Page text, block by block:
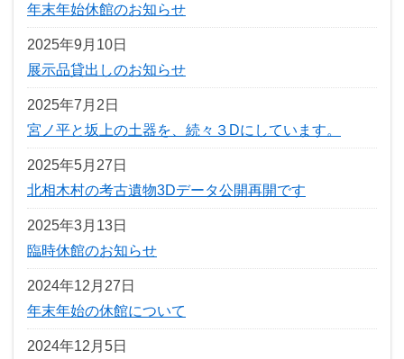
年末年始休館のお知らせ
2025年9月10日
展示品貸出しのお知らせ
2025年7月2日
宮ノ平と坂上の土器を、続々３Dにしています。
2025年5月27日
北相木村の考古遺物3Dデータ公開再開です
2025年3月13日
臨時休館のお知らせ
2024年12月27日
年末年始の休館について
2024年12月5日